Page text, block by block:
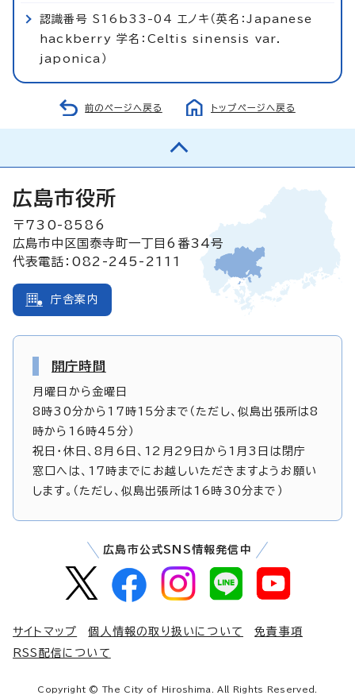
認識番号 S16b33-04 エノキ（英名：Japanese
hackberry 学名：Celtis sinensis var.
japonica）
前のページへ戻る トップページへ戻る
広島市役所
〒730-8586
広島市中区国泰寺町一丁目6番34号
代表電話：082-245-2111
庁舎案内
開庁時間
月曜日から金曜日
8時30分から17時15分まで（ただし、似島出張所は8
時から16時45分）
祝日・休日、8月6日、12月29日から1月3日は閉庁
窓口へは、17時までにお越しいただきますようお願い
します。（ただし、似島出張所は16時30分まで）
広島市公式SNS情報発信中
サイトマップ 個人情報の取り扱いについて
免責事項
RSS配信について
Copyright © The City of Hiroshima. All Rights Reserved.